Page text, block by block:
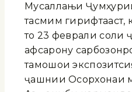
Мусаллањи
тасмим гирифтааст,
то 23 феврали соли
афсарону
тамошои
ҷашнии Осорхонаи